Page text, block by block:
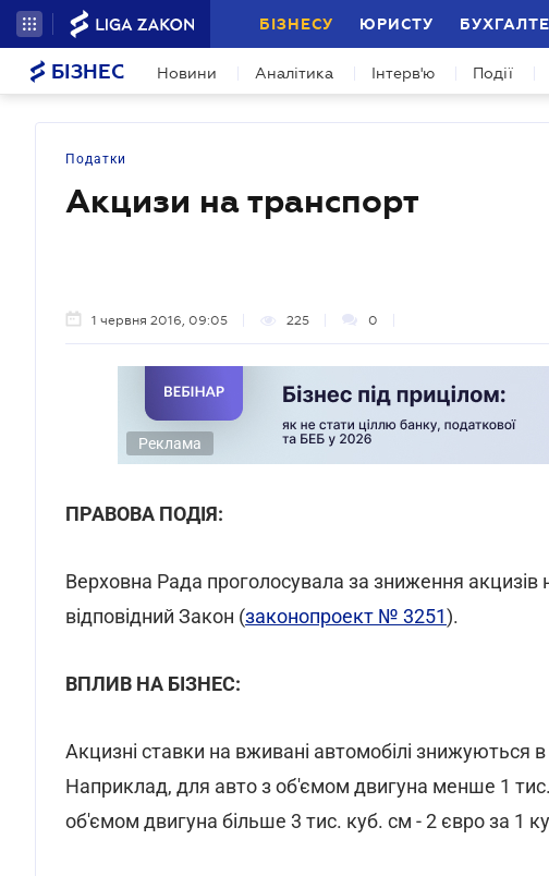
БІЗНЕСУ ЮРИСТУ
БІЗНЕС Новини Аналітика Інтерв'ю Події
Податки
Акцизи на транспорт
1 червня 2016, 09:05 225 0
Реклама
ПРАВОВА ПОДІЯ:
Верховна Рада проголосувала за зниження акцизів
відповідний Закон (законопроект № 3251).
ВПЛИВ НА БІЗНЕС:
Акцизні ставки на вживані автомобілі знижуються
Наприклад, для авто з об'ємом двигуна менше 1
об'ємом двигуна більше 3 тис. куб. см - 2 євро за 1